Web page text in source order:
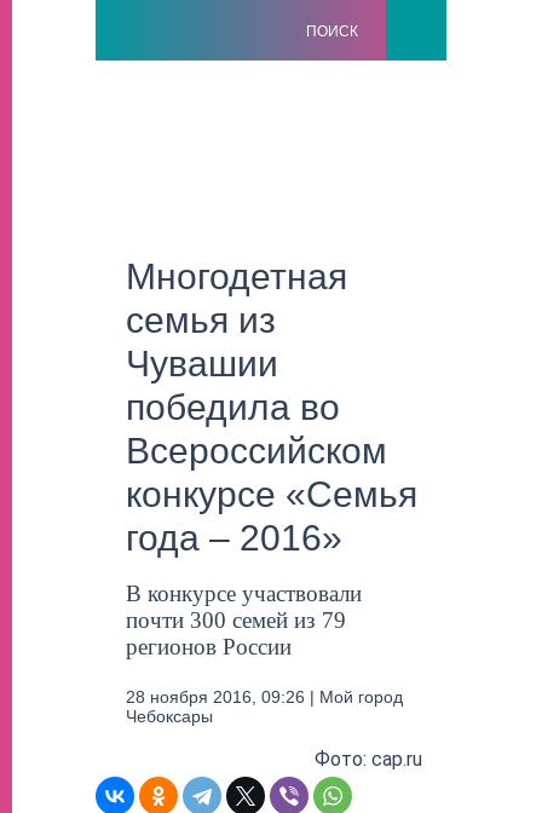
ПОИСК
Многодетная
семья из
Чувашии
победила во
Всероссийском
конкурсе «Семья
года – 2016»
В конкурсе участвовали
почти 300 семей из 79
регионов России
28 ноября 2016, 09:26 | Мой город
Чебоксары
Фото: cap.ru